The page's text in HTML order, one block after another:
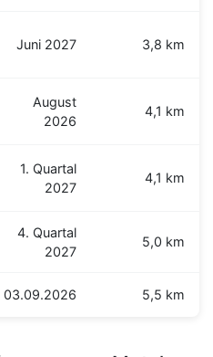
Juni 2027 3,8 km
August
2026
4,1 km
1. Quartal
2027
4,1 km
4. Quartal
2027
5,0 km
03.09.2026 5,5 km